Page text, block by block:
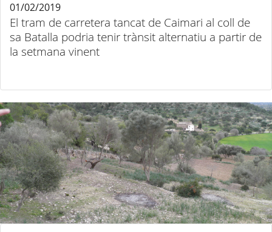
El tram de carretera tancat de Caimari al coll de
sa Batalla podria tenir trànsit alternatiu a partir de
la setmana vinent
01/02/2019